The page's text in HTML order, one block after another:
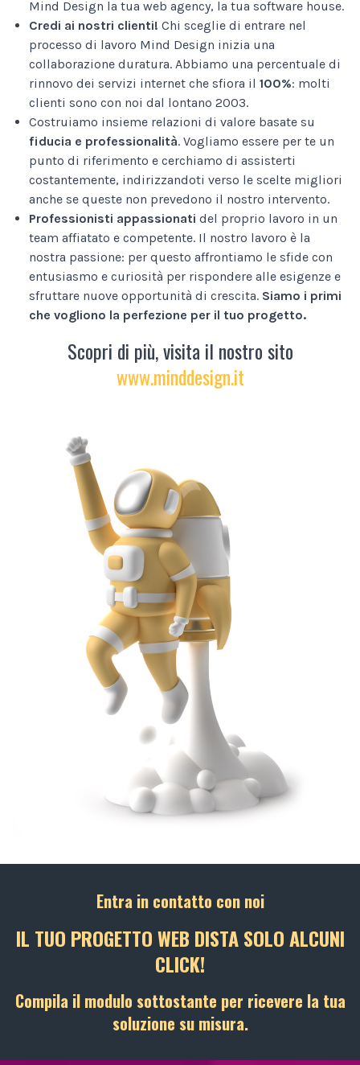
Mind Design la tua web agency, la tua software house.
Credi ai nostri clienti! Chi sceglie di entrare nel
processo di lavoro Mind Design inizia una
collaborazione duratura. Abbiamo una percentuale di
rinnovo dei servizi internet che sfiora il 100%: molti
clienti sono con noi dal lontano 2003.
Costruiamo insieme relazioni di valore basate su
fiducia e professionalità. Vogliamo essere per te un
punto di riferimento e cerchiamo di assisterti
costantemente, indirizzandoti verso le scelte migliori
anche se queste non prevedono il nostro intervento.
Professionisti appassionati del proprio lavoro in un
team affiatato e competente. Il nostro lavoro è la
nostra passione: per questo affrontiamo le sfide con
entusiasmo e curiosità per rispondere alle esigenze e
sfruttare nuove opportunità di crescita. Siamo i primi
che vogliono la perfezione per il tuo progetto.
Scopri di più, visita il nostro sito
www.minddesign.it
Entra in contatto con noi
IL TUO PROGETTO WEB DISTA SOLO ALCUNI
CLICK!
Compila il modulo sottostante per ricevere la tua
soluzione su misura.